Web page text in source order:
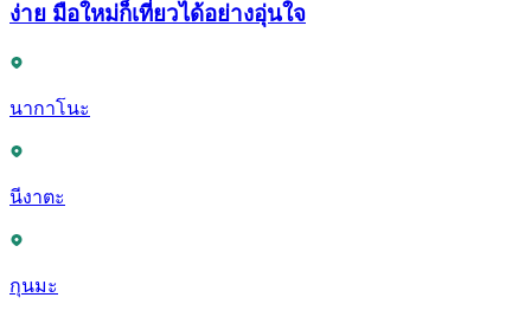
ง่าย มือใหม่ก็เที่ยวได้อย่างอุ่นใจ
นากาโนะ
นีงาตะ
กุนมะ